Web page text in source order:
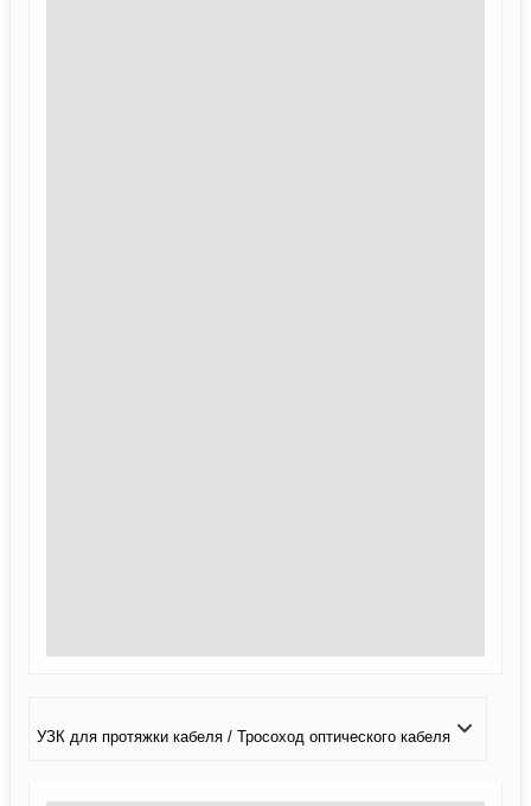
УЗК для протяжки кабеля / Тросоход оптического кабеля